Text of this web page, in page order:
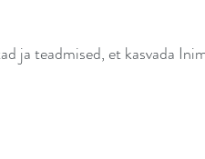
ja teadmised, et kasvada